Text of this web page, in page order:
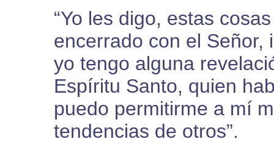
“Yo les digo, estas
encerrado con el Señor,
yo tengo alguna
Espíritu Santo, quien
puedo permitirme a mí
tendencias de otros”.